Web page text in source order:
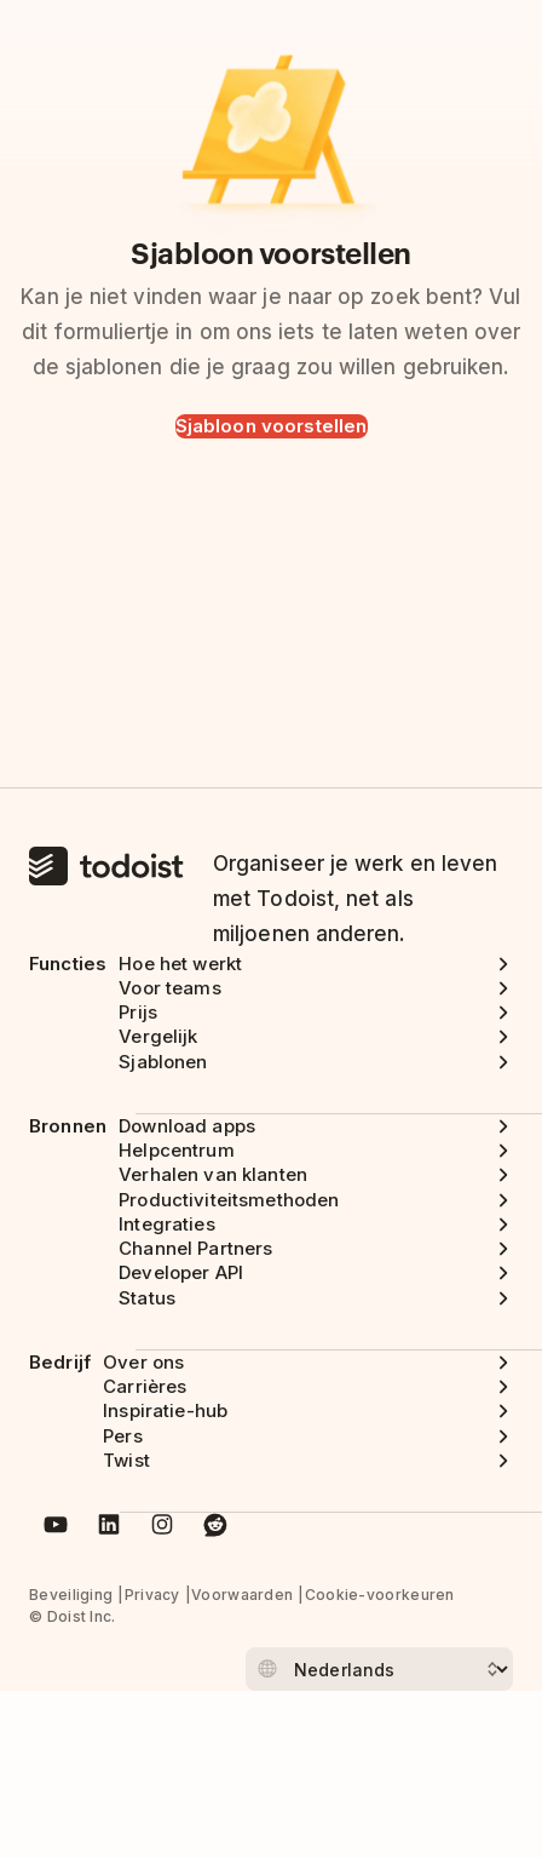
Sjabloon voorstellen
Kan je niet vinden waar je naar op zoek bent? Vul
dit formuliertje in om ons iets te laten weten over
de sjablonen die je graag zou willen gebruiken.
Sjabloon voorstellen
Organiseer je werk en leven
met Todoist, net als
miljoenen anderen.
Functies
Hoe het werkt
Voor teams
Prijs
Vergelijk
Sjablonen
Bronnen
Download apps
Helpcentrum
Verhalen van klanten
Productiviteitsmethoden
Integraties
Channel Partners
Developer API
Status
Bedrijf Over ons
Carrières
Inspiratie-hub
Pers
Twist
Beveiliging Privacy Voorwaarden
Cookie-voorkeuren
© Doist Inc.